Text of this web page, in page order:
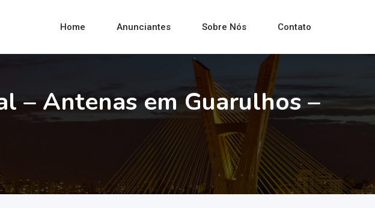
Home Anunciantes Sobre Nós Contato
– Antenas em Guarulhos –